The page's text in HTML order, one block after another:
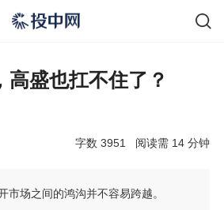
高盛也扛不住了？
分钟
14
阅读需
3951
字数
市场之间的鸿沟并不容易跨越。